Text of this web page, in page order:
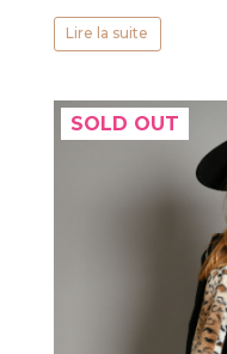
Lire la suite
SOLD OUT